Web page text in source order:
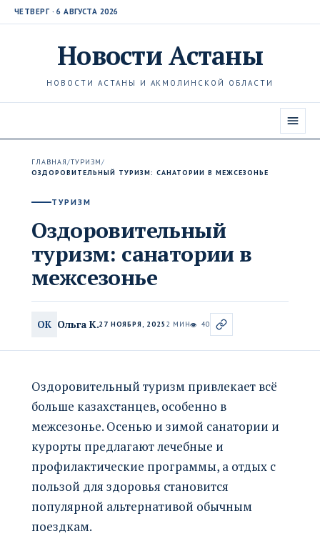
ЧЕТВЕРГ · 6 АВГУСТА 2026
НовостиАстаны
НОВОСТИ АСТАНЫ И АКМОЛИНСКОЙ ОБЛАСТИ
ГЛАВНАЯ/ТУРИЗМ/
ОЗДОРОВИТЕЛЬНЫЙ ТУРИЗМ: САНАТОРИИ В МЕЖСЕЗОНЬЕ
ТУРИЗМ
Оздоровительный
туризм: санатории в
межсезонье
ОК Ольга К.27 НОЯБРЯ, 2025 2 МИН👁 40
Оздоровительный туризм привлекает всё
больше казахстанцев, особенно в
межсезонье. Осенью и зимой санатории и
курорты предлагают лечебные и
профилактические программы, а отдых с
пользой для здоровья становится
популярной альтернативой обычным
поездкам.